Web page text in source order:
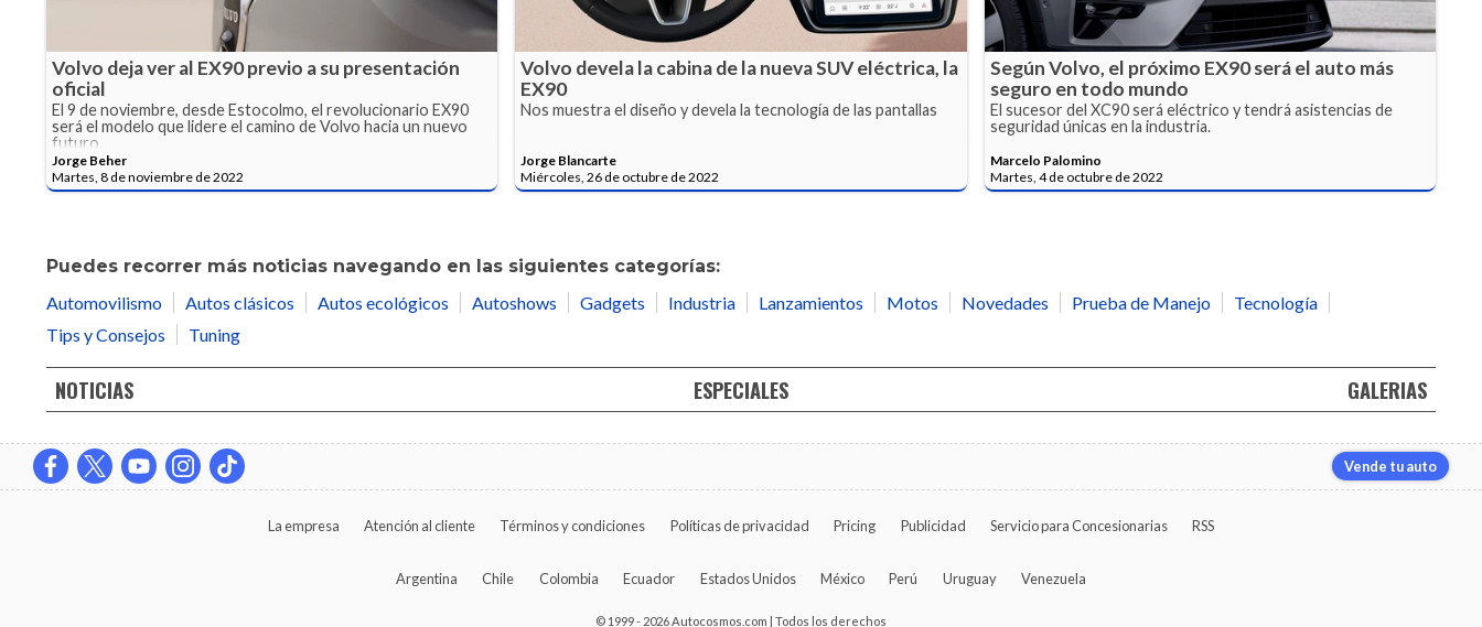
Volvo deja ver al EX90 previo a su presentación
oficial
El 9 de noviembre, desde Estocolmo, el revolucionario EX90
será el modelo que lidere el camino de Volvo hacia un nuevo
futuro.
Jorge Beher
Martes, 8 de noviembre de 2022
Volvo devela la cabina de la nueva SUV eléctrica, la
EX90
Nos muestra el diseño y devela la tecnología de las pantallas
Jorge Blancarte
Miércoles, 26 de octubre de 2022
Según Volvo, el próximo EX90 será el auto más
seguro en todo mundo
El sucesor del XC90 será eléctrico y tendrá asistencias de
seguridad únicas en la industria.
Marcelo Palomino
Martes, 4 de octubre de 2022
Puedes recorrer más noticias navegando en las siguientes categorías:
Automovilismo
Autos clásicos Autos ecológicos Autoshows Gadgets Industria Lanzamientos Motos Novedades Prueba de Manejo
Tecnología
Tips y Consejos
Tuning
NOTICIAS ESPECIALES GALERIAS
Vende tu auto
La empresa Atención al cliente Términos y condiciones Políticas de privacidad Pricing Publicidad Servicio para Concesionarias RSS
Argentina Chile Colombia Ecuador Estados Unidos México Perú Uruguay Venezuela
© 1999 - 2026 Autocosmos.com | Todos los derechos